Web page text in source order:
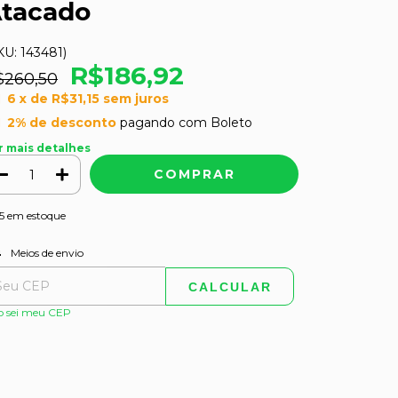
143481)
R$186,92
6 x de R$31,15 sem juros
2% de descontopagando com Boleto
mais detalhes
5em estoque
para o CEP:
Meios de envio
CALCULAR
sei meu CEP